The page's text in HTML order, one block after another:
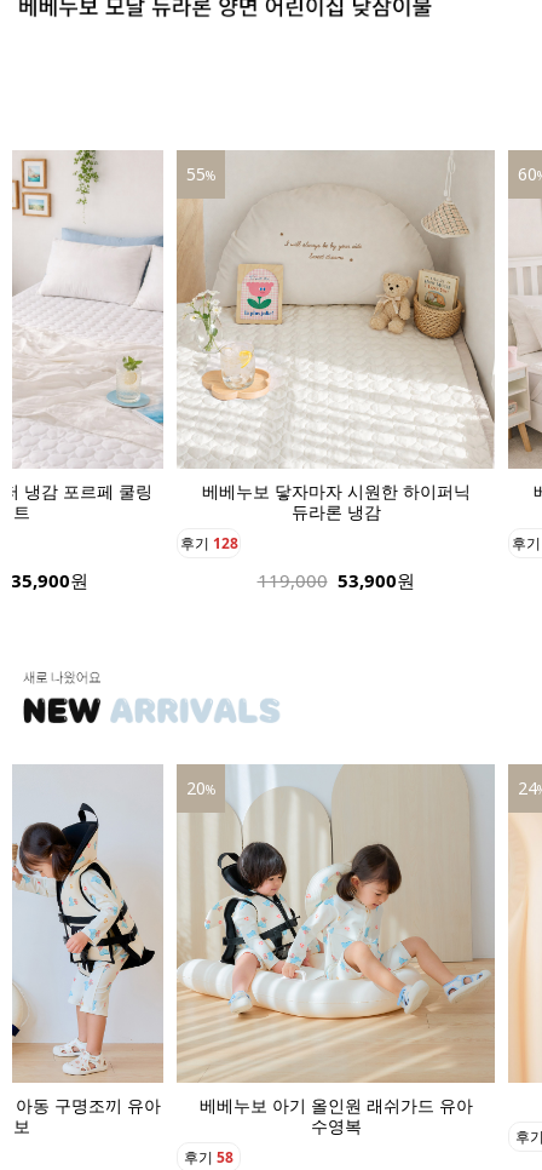
시원한 하이퍼닉
냉감
53,900원
60%
베베누보 닿자마자 시원한 하이퍼닉
듀라론 냉감
후기 136
189,000 75,900원
39
후
원 래쉬가드 유아
복
24%
베베누보 아기 수영모자 버킷햇
16